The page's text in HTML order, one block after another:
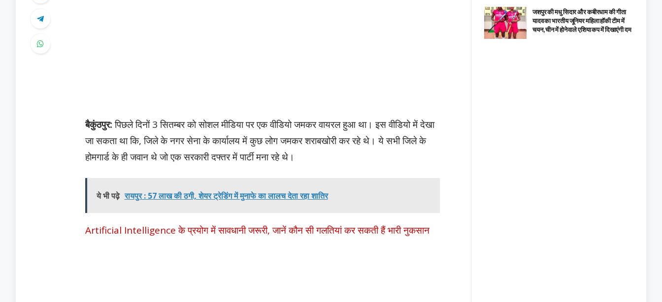
बैकुंठपुर:पिछले दिनों 3 सितम्बर को सोशल मीडिया पर एक वीडियो जमकर वायरल हुआ था। इस वीडियो में देखा
जा सकता था कि, जिले के नगर सेना के कार्यालय में कुछ लोग जमकर शराबखोरी कर रहे थे। ये सभी जिले के
होमगार्ड के ही जवान थे जो एक सरकारी दफ्तर में पार्टी मना रहे थे।
ये भी पढ़े रायपुर : 57 लाख की ठगी, शेयर ट्रेडिंग में मुनाफे का लालच देता रहा शातिर
Artificial Intelligence के प्रयोग में सावधानी जरूरी, जानें कौन सी गलतियां कर सकती हैं भारी नुकसान
जशपुर की मधु सिदार और कबीरधाम की गीता
यादव का भारतीय जूनियर महिला हॉकी टीम में
चयन, चीन में होने वाले एशिया कप में दिखाएंगी दम